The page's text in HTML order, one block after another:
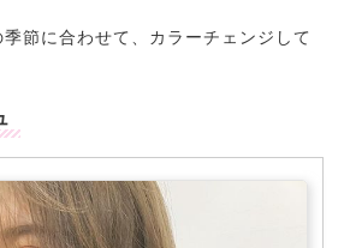
節に合わせて、カラーチェンジして